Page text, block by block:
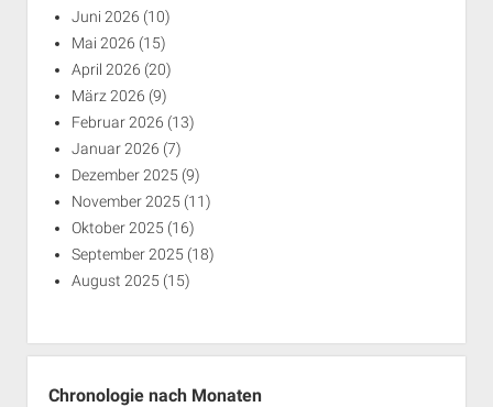
Juni 2026 (10)
Mai 2026 (15)
April 2026 (20)
März 2026 (9)
Februar 2026 (13)
Januar 2026 (7)
Dezember 2025 (9)
November 2025 (11)
Oktober 2025 (16)
September 2025 (18)
August 2025 (15)
Chronologie nach Monaten